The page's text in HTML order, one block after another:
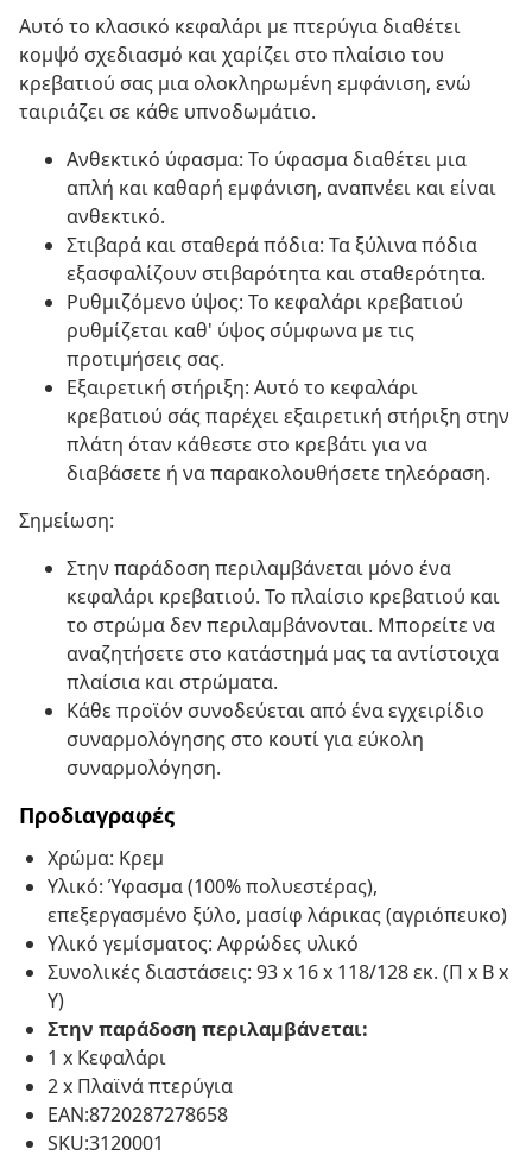
Αυτό το κλασικό κεφαλάρι με πτερύγια διαθέτει
κομψό σχεδιασμό και χαρίζει στο πλαίσιο του
κρεβατιού σας μια ολοκληρωμένη εμφάνιση, ενώ
ταιριάζει σε κάθε υπνοδωμάτιο.
Ανθεκτικό ύφασμα: Το ύφασμα διαθέτει μια
απλή και καθαρή εμφάνιση, αναπνέει και είναι
ανθεκτικό.
Στιβαρά και σταθερά πόδια: Τα ξύλινα πόδια
εξασφαλίζουν στιβαρότητα και σταθερότητα.
Ρυθμιζόμενο ύψος: Το κεφαλάρι κρεβατιού
ρυθμίζεται καθ' ύψος σύμφωνα με τις
προτιμήσεις σας.
Εξαιρετική στήριξη: Αυτό το κεφαλάρι
κρεβατιού σάς παρέχει εξαιρετική στήριξη στην
πλάτη όταν κάθεστε στο κρεβάτι για να
διαβάσετε ή να παρακολουθήσετε τηλεόραση.
Σημείωση:
Στην παράδοση περιλαμβάνεται μόνο ένα
κεφαλάρι κρεβατιού. Το πλαίσιο κρεβατιού και
το στρώμα δεν περιλαμβάνονται. Μπορείτε να
αναζητήσετε στο κατάστημά μας τα αντίστοιχα
πλαίσια και στρώματα.
Κάθε προϊόν συνοδεύεται από ένα εγχειρίδιο
συναρμολόγησης στο κουτί για εύκολη
συναρμολόγηση.
Προδιαγραφές
Χρώμα: Κρεμ
Υλικό: Ύφασμα (100% πολυεστέρας),
επεξεργασμένο ξύλο, μασίφ λάρικας (αγριόπευκο)
Υλικό γεμίσματος: Αφρώδες υλικό
Συνολικές διαστάσεις: 93 x 16 x 118/128 εκ. (Π x Β x
Υ)
Στην παράδοση περιλαμβάνεται:
1 x Κεφαλάρι
2 x Πλαϊνά πτερύγια
EAN:8720287278658
SKU:3120001